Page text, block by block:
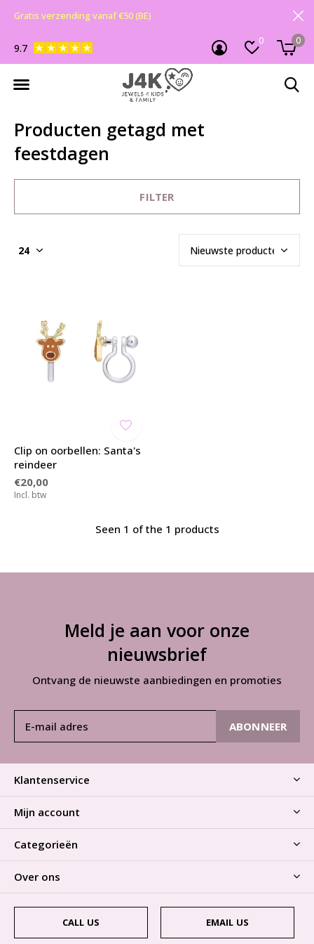
0 0
9.7
Gratis verzending vanaf €50 (BE)
Producten getagd met
feestdagen
FILTER
Clip on oorbellen: Santa's
reindeer
€20,00
Incl. btw
Seen 1 of the 1 products
Meld je aan voor onze
nieuwsbrief
Ontvang de nieuwste aanbiedingen en promoties
ABONNEER
Klantenservice
Mijn account
Categorieën
Over ons
CALL US EMAIL US